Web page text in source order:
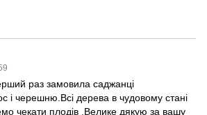
раз замовила саджанці
і черешню.Всі дерева в чудовому стані
чекати плодів .Велике дякую за вашу